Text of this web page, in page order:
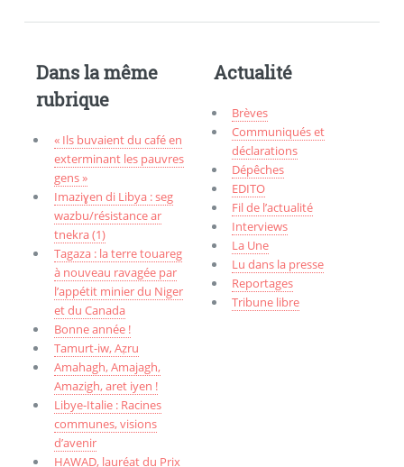
Dans la même
rubrique
« Ils buvaient du café en
exterminant les pauvres
gens »
Imaziɣen di Libya : seg
wazbu/résistance ar
tnekra (1)
Tagaza : la terre touareg
à nouveau ravagée par
l’appétit minier du Niger
et du Canada
Bonne année !
Tamurt-iw, Aẓru
Amahagh, Amajagh,
Amazigh, aret iyen !
Libye-Italie : Racines
communes, visions
d’avenir
HAWAD, lauréat du Prix
Actualité
Brèves
Communiqués et
déclarations
Dépêches
EDITO
Fil de l’actualité
Interviews
La Une
Lu dans la presse
Reportages
Tribune libre